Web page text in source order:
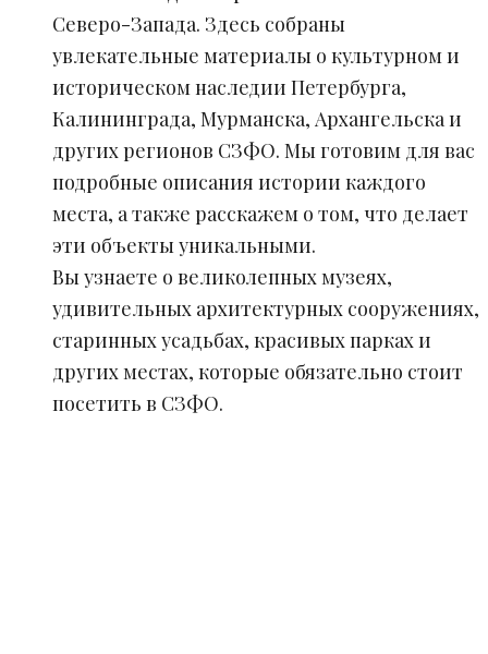
Северо-Запада. Здесь собраны
увлекательные материалы о культурном и
историческом наследии Петербурга,
Калининграда, Мурманска, Архангельска и
других регионов СЗФО. Мы готовим для вас
подробные описания истории каждого
места, а также расскажем о том, что делает
эти объекты уникальными.
Вы узнаете о великолепных музеях,
удивительных архитектурных сооружениях,
старинных усадьбах, красивых парках и
других местах, которые обязательно стоит
посетить в СЗФО.